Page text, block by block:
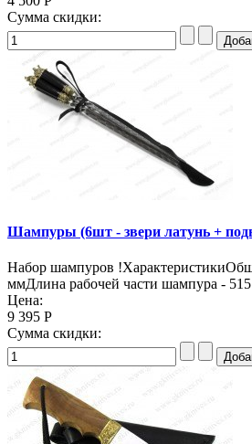
Сумма скидки:
Шампуры (6шт - звери латунь +
Набор шампуров
ммДлина рабочей части шампура -
Цена:
9 395 Р
Сумма скидки: